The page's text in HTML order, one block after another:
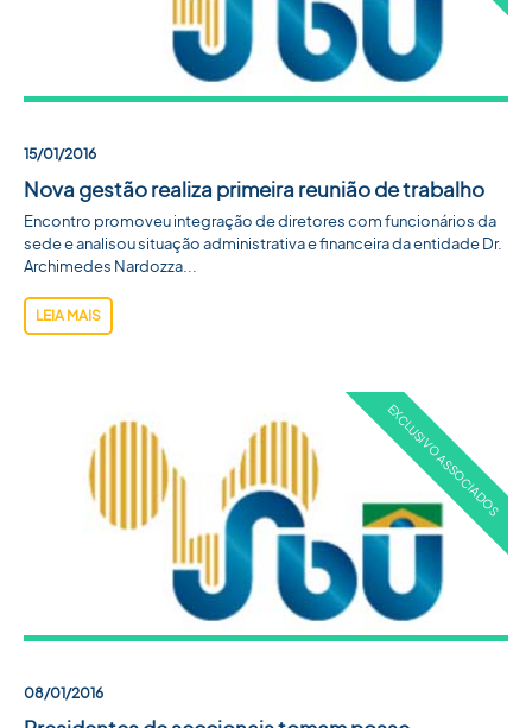
15/01/2016
Nova gestão realiza primeira reunião de trabalho
Encontro promoveu integração de diretores com funcionários da
sede e analisou situação administrativa e financeira da entidade Dr.
Archimedes Nardozza...
LEIA MAIS
08/01/2016